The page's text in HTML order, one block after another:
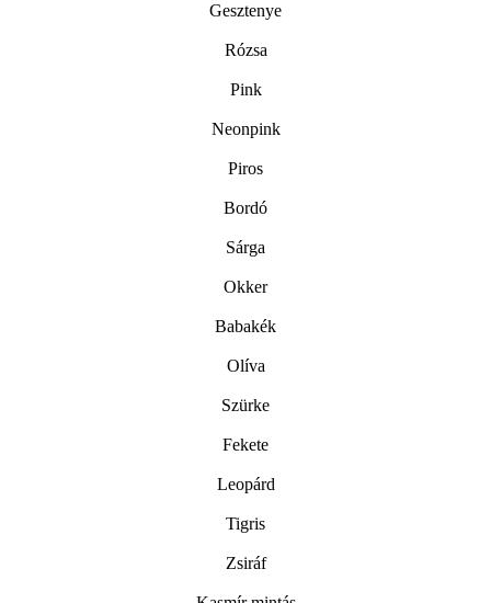
Gesztenye
Rózsa
Pink
Neonpink
Piros
Bordó
Sárga
Okker
Babakék
Olíva
Szürke
Fekete
Leopárd
Tigris
Zsiráf